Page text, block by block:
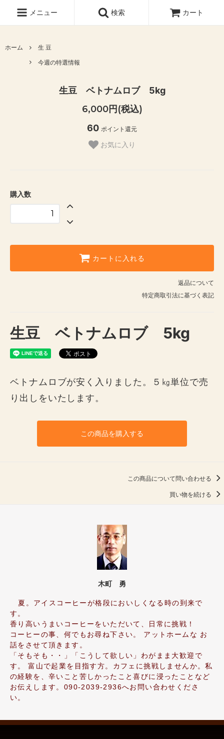
メニュー 検索 カート
ホーム
生 豆
今週の特選情報
生豆 ベトナムロブ 5kg
6,000円(税込)
60 ポイント還元
お気に入り
購入数
カートに入れる
返品について
特定商取引法に基づく表記
生豆 ベトナムロブ 5kg
ベトナムロブが安く入りました。５㎏単位で売
り出しをいたします。
この商品を購入する
この商品について問い合わせる
買い物を続ける
木町 勇
夏。アイスコーヒーが格段においしくなる時の到来で
す。
香り高いうまいコーヒーをいただいて、日常に挑戦！
コーヒーの事、何でもお尋ね下さい。 アットホームな お
話をさせて頂きます。
「そもそも・・」「こうして欲しい」わがまま大歓迎で
す。 富山で起業を目指す方。カフェに挑戦しませんか。私
の経験を、辛いこと苦しかったこと喜びに浸ったことなど
お伝えします。090-2039-2936へお問い合わせくださ
い。